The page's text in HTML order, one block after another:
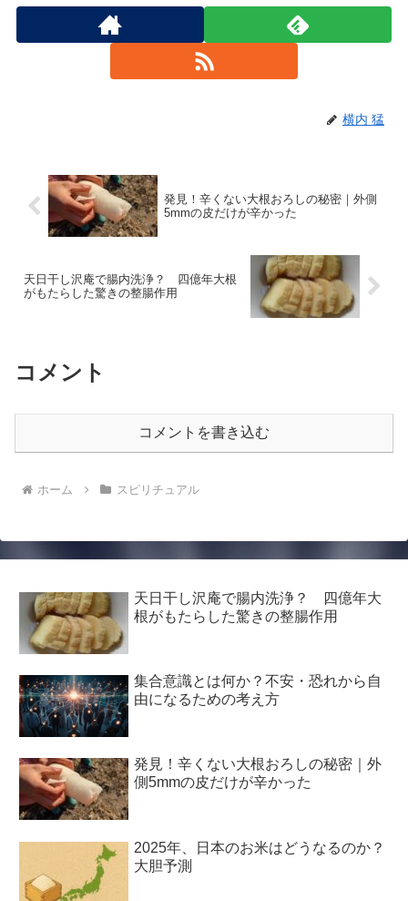
横内 猛
発見！辛くない大根おろしの秘密｜外側
5mmの皮だけが辛かった
天日干し沢庵で腸内洗浄？ 四億年大根
がもたらした驚きの整腸作用
コメント
コメントを書き込む
ホーム スピリチュアル
天日干し沢庵で腸内洗浄？ 四億年大
根がもたらした驚きの整腸作用
集合意識とは何か？不安・恐れから自
由になるための考え方
発見！辛くない大根おろしの秘密｜外
側5mmの皮だけが辛かった
2025年、日本のお米はどうなるのか？
大胆予測